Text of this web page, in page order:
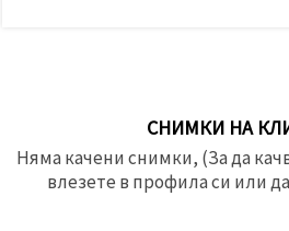
СНИМКИ НА
Няма качени снимки, (За да
влезете в профила си или